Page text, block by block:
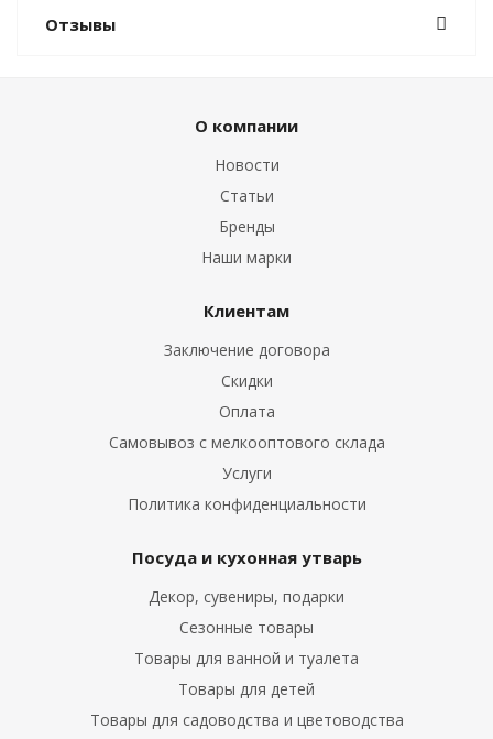
Отзывы
О компании
Новости
Статьи
Бренды
Наши марки
Клиентам
Заключение договора
Скидки
Оплата
Самовывоз с мелкооптового склада
Услуги
Политика конфиденциальности
Посуда и кухонная утварь
Декор, сувениры, подарки
Сезонные товары
Товары для ванной и туалета
Товары для детей
Товары для садоводства и цветоводства